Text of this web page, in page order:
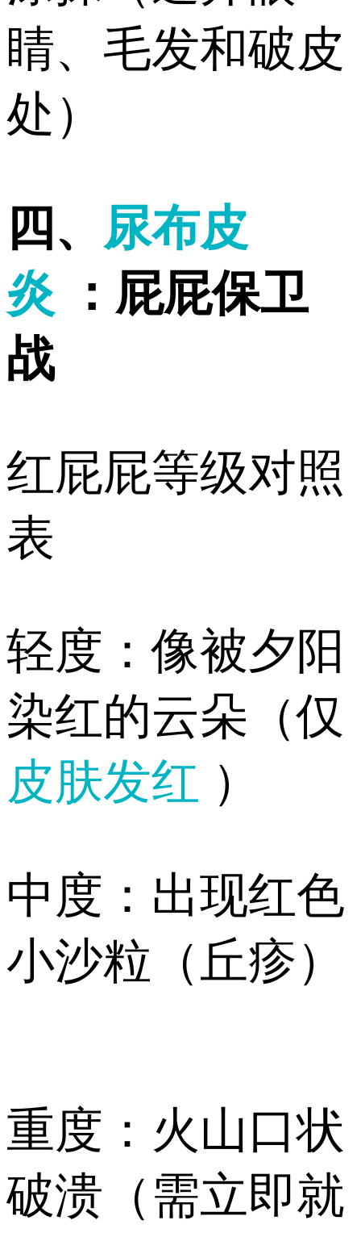
睛、毛发和破皮
处）
️四、 尿布皮
炎
：屁屁保卫
战
红屁屁等级对照
表
️轻度：像被夕阳
染红的云朵（仅
皮肤发红 ）
️中度：出现红色
小沙粒（丘疹）
️重度：火山口状
破溃（需立即就